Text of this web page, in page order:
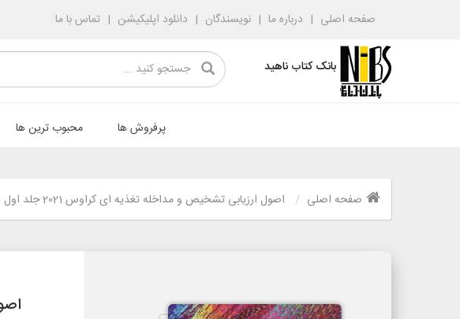
صفحه اصلی درباره ما نویسندگان دانلود اپلیکیشن تماس با ما
بانک کتاب ناهید
پرفروش ها محبوب ترین ها
صفحه اصلی اصول ارزیابی تشخیص و مداخله تغذیه ای کراوس 2021 جلد اول